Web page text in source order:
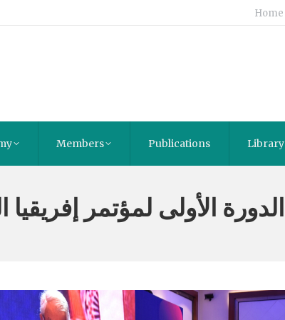
Home
Members Publications Library
الدورة الأولى لمؤتمر إفريقيا